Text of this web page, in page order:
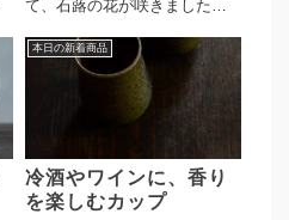
て、石蕗の花が咲きました。
耳付小壺。メロンサイズの小
さい壺なので置き場所を選ば
ずインテリアとして気軽に使
っていただけます。素朴な胡
麻の景色が生ける花をひき立
本日の新着商品
冷酒やワインに、香り
を楽しむカップ